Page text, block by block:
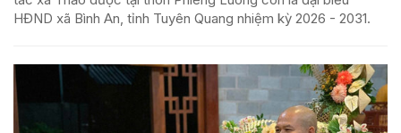
HĐND xã Bình An, tỉnh Tuyên Quang nhiệm kỳ 2026 - 2031.